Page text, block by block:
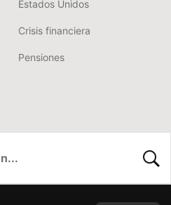
Estados Unidos
Crisis financiera
Pensiones